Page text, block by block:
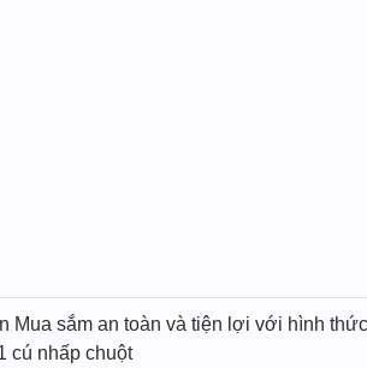
Mua sắm an toàn và tiện lợi với hình
cú nhấp chuột